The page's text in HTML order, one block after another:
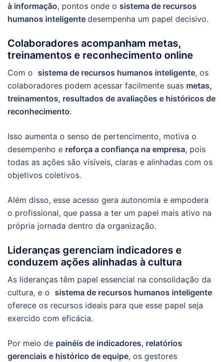
à informação, pontos onde o sistema de recursos
humanos inteligente desempenha um papel decisivo.
Colaboradores acompanham metas,
treinamentos e reconhecimento online
Com o sistema de recursos humanos inteligente, os
colaboradores podem acessar facilmente suas metas,
treinamentos, resultados de avaliações e históricos de
reconhecimento.
Isso aumenta o senso de pertencimento, motiva o
desempenho e reforça a confiança na empresa, pois
todas as ações são visíveis, claras e alinhadas com os
objetivos coletivos.
Além disso, esse acesso gera autonomia e empodera
o profissional, que passa a ter um papel mais ativo na
própria jornada dentro da organização.
Lideranças gerenciam indicadores e
conduzem ações alinhadas à cultura
As lideranças têm papel essencial na consolidação da
cultura, e o sistema de recursos humanos inteligente
oferece os recursos ideais para que esse papel seja
exercido com eficácia.
Por meio de painéis de indicadores, relatórios
gerenciais e histórico de equipe, os gestores